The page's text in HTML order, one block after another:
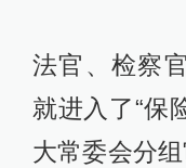
法官、检察
就进入了“保
大常委会分